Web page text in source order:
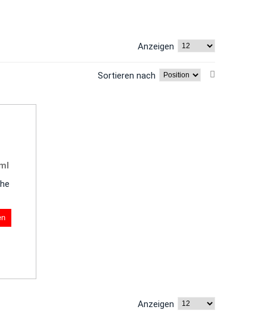
Anzeigen
Sortieren nach
Anzeigen